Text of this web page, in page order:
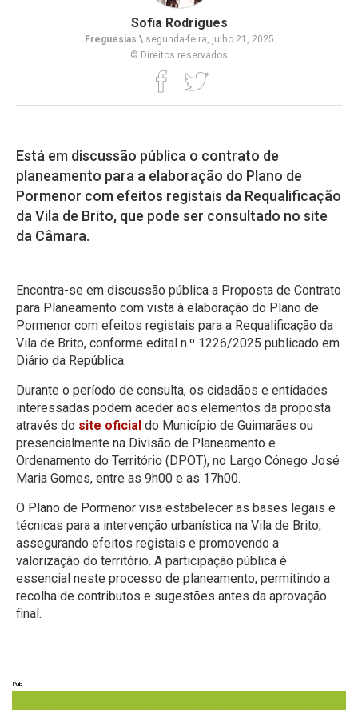
Sofia Rodrigues
Freguesias \segunda-feira, julho 21, 2025
© Direitos reservados
Está em discussão pública o contrato de
planeamento para a elaboração do Plano de
Pormenor com efeitos registais da Requalificação
da Vila de Brito, que pode ser consultado no site
da Câmara.
Encontra-se em discussão pública a Proposta de Contrato
para Planeamento com vista à elaboração do Plano de
Pormenor com efeitos registais para a Requalificação da
Vila de Brito, conforme edital n.º 1226/2025 publicado em
Diário da República.
Durante o período de consulta, os cidadãos e entidades
interessadas podem aceder aos elementos da proposta
através do site oficial do Município de Guimarães ou
presencialmente na Divisão de Planeamento e
Ordenamento do Território (DPOT), no Largo Cónego José
Maria Gomes, entre as 9h00 e as 17h00.
O Plano de Pormenor visa estabelecer as bases legais e
técnicas para a intervenção urbanística na Vila de Brito,
assegurando efeitos registais e promovendo a
valorização do território. A participação pública é
essencial neste processo de planeamento, permitindo a
recolha de contributos e sugestões antes da aprovação
final.
Pub